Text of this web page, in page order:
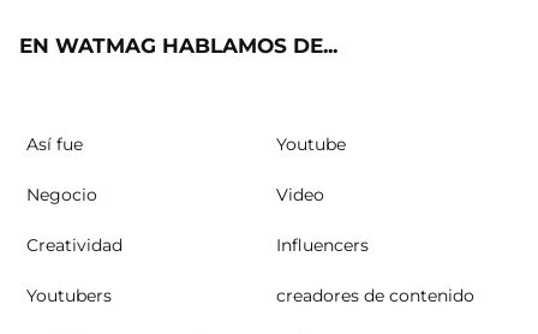
EN WATMAG HABLAMOS DE...
Así fue Youtube
Negocio Video
Creatividad Influencers
Youtubers creadores de contenido